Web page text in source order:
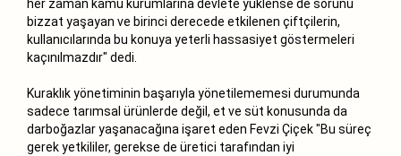
her zaman kamu kurumlarına devlete yüklense de sorunu
bizzat yaşayan ve birinci derecede etkilenen çiftçilerin,
kullanıcılarında bu konuya yeterli hassasiyet göstermeleri
kaçınılmazdır" dedi.
Kuraklık yönetiminin başarıyla yönetilememesi durumunda
sadece tarımsal ürünlerde değil, et ve süt konusunda da
darboğazlar yaşanacağına işaret eden Fevzi Çiçek "Bu süreç
gerek yetkililer, gerekse de üretici tarafından iyi